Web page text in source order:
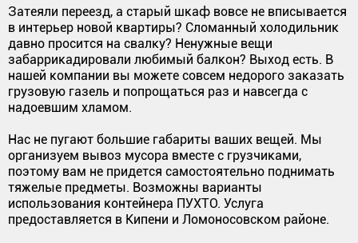
Затеяли переезд, а старый шкаф вовсе не вписывается
в интерьер новой квартиры? Сломанный холодильник
давно просится на свалку? Ненужные вещи
забаррикадировали любимый балкон? Выход есть. В
нашей компании вы можете совсем недорого заказать
грузовую газель и попрощаться раз и навсегда с
надоевшим хламом.
Нас не пугают большие габариты ваших вещей. Мы
организуем вывоз мусора вместе с грузчиками,
поэтому вам не придется самостоятельно поднимать
тяжелые предметы. Возможны варианты
использования контейнера ПУХТО. Услуга
предоставляется в Кипени и Ломоносовском районе.